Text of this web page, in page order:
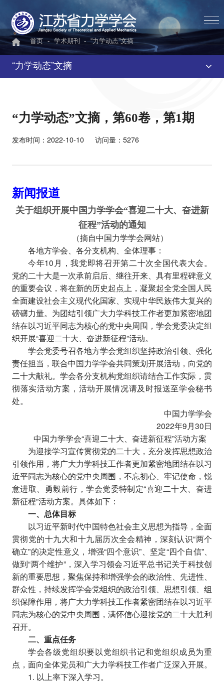
首页 - 学术期刊 - “力学动态”文摘
“力学动态”文摘
“力学动态”文摘，第60卷，第1期
发布时间：2022-10-10 访问量：5276
新闻报道
关于组织开展中国力学学会“喜迎二十大、奋进新
征程”活动的通知
（摘自中国力学学会网站）
各地方学会、各分支机构、全体理事：
今年10月，我党即将召开第二十次全国代表大会。
党的二十大是一次承前启后、继往开来、具有里程碑意义
的重要会议，将在新的历史起点上，凝聚起全党全国人民
全面建设社会主义现代化国家、实现中华民族伟大复兴的
磅礴力量。为团结引领广大力学科技工作者更加紧密地团
结在以习近平同志为核心的党中央周围，学会党委决定组
织开展“喜迎二十大、奋进新征程”活动。
学会党委号召各地方学会党组织坚持政治引领、强化
责任担当，联合中国力学学会共同策划开展活动，向党的
二十大献礼。学会各分支机构党组织请结合工作实际，贯
彻落实活动方案，活动开展情况请及时报送至学会秘书
处。
中国力学学会
2022年9月30日
中国力学学会“喜迎二十大、奋进新征程”活动方案
为迎接学习宣传贯彻党的二十大，充分发挥思想政治
引领作用，将广大力学科技工作者更加紧密地团结在以习
近平同志为核心的党中央周围，不忘初心、牢记使命，锐
意进取、勇毅前行，学会党委特制定“喜迎二十大、奋进
新征程”活动方案。具体如下：
一、总体目标
以习近平新时代中国特色社会主义思想为指导，全面
贯彻党的十九大和十九届历次全会精神，深刻认识“两个
确立”的决定性意义，增强“四个意识”、坚定“四个自信”、
做到“两个维护”，深入学习领会习近平总书记关于科技创
新的重要思想，聚焦保持和增强学会的政治性、先进性、
群众性，持续发挥学会党组织的政治引领、思想引领、组
织保障作用，将广大力学科技工作者紧密团结在以习近平
同志为核心的党中央周围，满怀信心迎接党的二十大胜利
召开。
二、重点任务
学会各级党组织要以党组织书记和党组织成员为重
点，面向全体党员和广大力学科技工作者广泛深入开展。
1. 以上率下深入学习。